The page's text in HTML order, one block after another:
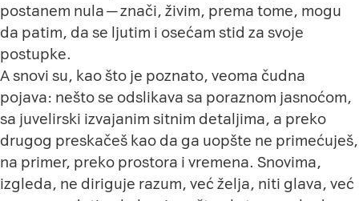
postanem nula — znači, živim, prema tome, mogu
da patim, da se ljutim i osećam stid za svoje
postupke.
A snovi su, kao što je poznato, veoma čudna
pojava: nešto se odslikava sa poraznom jasnoćom,
sa juvelirski izvajanim sitnim detaljima, a preko
drugog preskačeš kao da ga uopšte ne primećuješ,
na primer, preko prostora i vremena. Snovima,
izgleda, ne diriguje razum, već želja, niti glava, već